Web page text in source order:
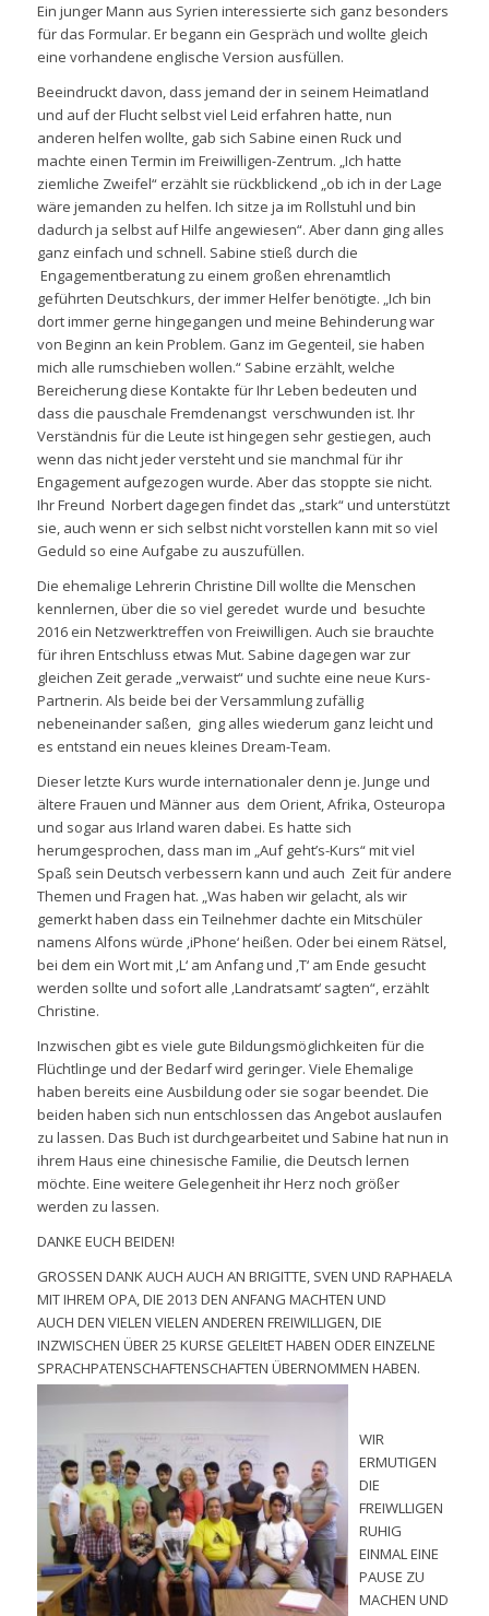
Ein junger Mann aus Syrien interessierte sich ganz besonders
für das Formular. Er begann ein Gespräch und wollte gleich
eine vorhandene englische Version ausfüllen.
Beeindruckt davon, dass jemand der in seinem Heimatland
und auf der Flucht selbst viel Leid erfahren hatte, nun
anderen helfen wollte, gab sich Sabine einen Ruck und
machte einen Termin im Freiwilligen-Zentrum. „Ich hatte
ziemliche Zweifel“ erzählt sie rückblickend „ob ich in der Lage
wäre jemanden zu helfen. Ich sitze ja im Rollstuhl und bin
dadurch ja selbst auf Hilfe angewiesen“. Aber dann ging alles
ganz einfach und schnell. Sabine stieß durch die
Engagementberatung zu einem großen ehrenamtlich
geführten Deutschkurs, der immer Helfer benötigte. „Ich bin
dort immer gerne hingegangen und meine Behinderung war
von Beginn an kein Problem. Ganz im Gegenteil, sie haben
mich alle rumschieben wollen.“ Sabine erzählt, welche
Bereicherung diese Kontakte für Ihr Leben bedeuten und
dass die pauschale Fremdenangst verschwunden ist. Ihr
Verständnis für die Leute ist hingegen sehr gestiegen, auch
wenn das nicht jeder versteht und sie manchmal für ihr
Engagement aufgezogen wurde. Aber das stoppte sie nicht.
Ihr Freund Norbert dagegen findet das „stark“ und unterstützt
sie, auch wenn er sich selbst nicht vorstellen kann mit so viel
Geduld so eine Aufgabe zu auszufüllen.
Die ehemalige Lehrerin Christine Dill wollte die Menschen
kennlernen, über die so viel geredet wurde und besuchte
2016 ein Netzwerktreffen von Freiwilligen. Auch sie brauchte
für ihren Entschluss etwas Mut. Sabine dagegen war zur
gleichen Zeit gerade „verwaist“ und suchte eine neue Kurs-
Partnerin. Als beide bei der Versammlung zufällig
nebeneinander saßen, ging alles wiederum ganz leicht und
es entstand ein neues kleines Dream-Team.
Dieser letzte Kurs wurde internationaler denn je. Junge und
ältere Frauen und Männer aus dem Orient, Afrika, Osteuropa
und sogar aus Irland waren dabei. Es hatte sich
herumgesprochen, dass man im „Auf geht’s-Kurs“ mit viel
Spaß sein Deutsch verbessern kann und auch Zeit für andere
Themen und Fragen hat. „Was haben wir gelacht, als wir
gemerkt haben dass ein Teilnehmer dachte ein Mitschüler
namens Alfons würde ‚iPhone‘ heißen. Oder bei einem Rätsel,
bei dem ein Wort mit ‚L‘ am Anfang und ‚T‘ am Ende gesucht
werden sollte und sofort alle ‚Landratsamt‘ sagten“, erzählt
Christine.
Inzwischen gibt es viele gute Bildungsmöglichkeiten für die
Flüchtlinge und der Bedarf wird geringer. Viele Ehemalige
haben bereits eine Ausbildung oder sie sogar beendet. Die
beiden haben sich nun entschlossen das Angebot auslaufen
zu lassen. Das Buch ist durchgearbeitet und Sabine hat nun in
ihrem Haus eine chinesische Familie, die Deutsch lernen
möchte. Eine weitere Gelegenheit ihr Herz noch größer
werden zu lassen.
DANKE EUCH BEIDEN!
GROSSEN DANK AUCH AUCH AN BRIGITTE, SVEN UND RAPHAELA
MIT IHREM OPA, DIE 2013 DEN ANFANG MACHTEN UND
AUCH DEN VIELEN VIELEN ANDEREN FREIWILLIGEN, DIE
INZWISCHEN ÜBER 25 KURSE GELEItET HABEN ODER EINZELNE
SPRACHPATENSCHAFTENSCHAFTEN ÜBERNOMMEN HABEN.
WIR
ERMUTIGEN
DIE
FREIWLLIGEN
RUHIG
EINMAL EINE
PAUSE ZU
MACHEN UND